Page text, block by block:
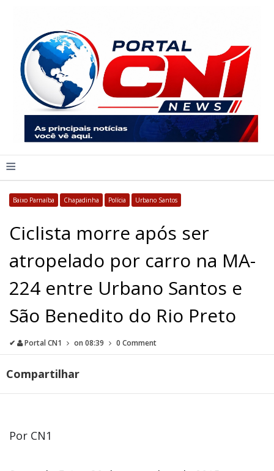
≡
Baixo Parnaíba Chapadinha Polícia Urbano Santos
Ciclista morre após ser
atropelado por carro na MA-
224 entre Urbano Santos e
São Benedito do Rio Preto
✔ Portal CN1 on 08:39 0 Comment
Compartilhar
Por CN1